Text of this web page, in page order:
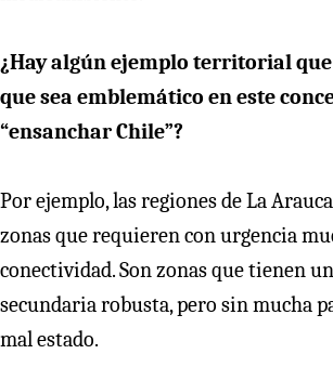
¿Hay algún ejemplo territorial
que sea emblemático en este
“ensanchar Chile”?
Por ejemplo, las regiones de La
zonas que requieren con urgencia
conectividad. Son zonas que tienen
secundaria robusta, pero sin mucha
mal estado.